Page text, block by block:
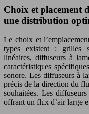
Choix et placement
une distribution
Le choix et
types existent : grilles
linéaires, diffuseurs à
caractéristiques
sonore. Les diffuseurs à
précis de la direction du
souhaitées. Les
offrant un flux d’air large